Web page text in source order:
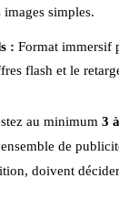
simples.
: Format immersif
flash et le
au minimum 3
de
doivent